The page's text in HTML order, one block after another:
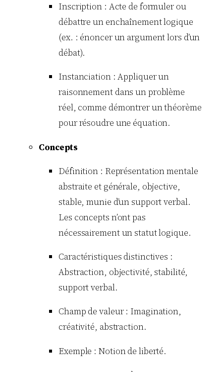
Inscription : Acte de formuler ou
débattre un enchaînement logique
(ex. : énoncer un argument lors d’un
débat).
Instanciation : Appliquer un
raisonnement dans un problème
réel, comme démontrer un théorème
pour résoudre une équation.
Concepts
Définition : Représentation mentale
abstraite et générale, objective,
stable, munie d’un support verbal.
Les concepts n’ont pas
nécessairement un statut logique.
Caractéristiques distinctives :
Abstraction, objectivité, stabilité,
support verbal.
Champ de valeur : Imagination,
créativité, abstraction.
Exemple : Notion de liberté.